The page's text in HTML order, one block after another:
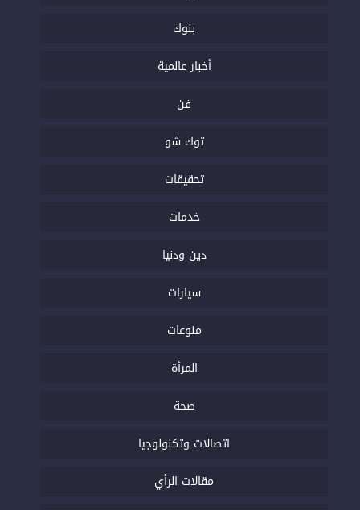
بنوك
أخبار عالمية
فن
توك شو
تحقيقات
خدمات
دين ودنيا
سيارات
منوعات
المرأة
صحة
اتصالات وتكنولوجيا
مقالات الرأي